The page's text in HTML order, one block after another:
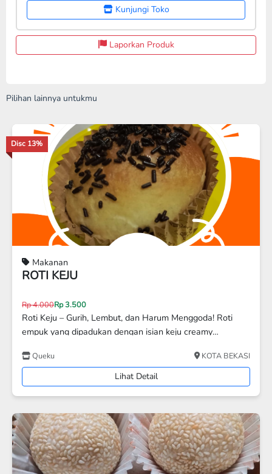
Kunjungi Toko
Laporkan Produk
Pilihan lainnya untukmu
Disc 17%
Makanan
Kerupuk Bawang Spesial ( Matang)
Rp 6.000Rp 5.000
kerupuk Matang
Cemilan Bu Lastri Tangerang
Lihat Detail